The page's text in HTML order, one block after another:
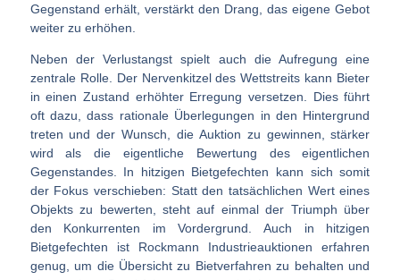
Gegenstand erhält, verstärkt den Drang, das eigene Gebot
weiter zu erhöhen.
Neben der Verlustangst spielt auch die Aufregung eine
zentrale Rolle. Der Nervenkitzel des Wettstreits kann Bieter
in einen Zustand erhöhter Erregung versetzen. Dies führt
oft dazu, dass rationale Überlegungen in den Hintergrund
treten und der Wunsch, die Auktion zu gewinnen, stärker
wird als die eigentliche Bewertung des eigentlichen
Gegenstandes. In hitzigen Bietgefechten kann sich somit
der Fokus verschieben: Statt den tatsächlichen Wert eines
Objekts zu bewerten, steht auf einmal der Triumph über
den Konkurrenten im Vordergrund. Auch in hitzigen
Bietgefechten ist Rockmann Industrieauktionen erfahren
genug, um die Übersicht zu Bietverfahren zu behalten und